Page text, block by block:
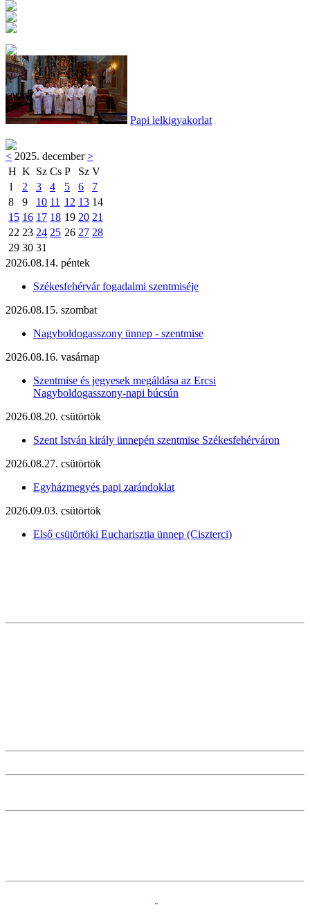
Papi lelkigyakorlat
< 2025. december>
H K Sz Cs P Sz V
1
2 3 4 5 6
7
8
9 10 11 12 13 14
15 16 17 18 19 20 21
22 23 24 25 26 27 28
29 30 31
2026.08.14. péntek
Székesfehérvár fogadalmi szentmiséje
2026.08.15. szombat
Nagyboldogasszony ünnep - szentmise
2026.08.16. vasárnap
Szentmise és jegyesek megáldása az Ercsi
Nagyboldogasszony-napi búcsún
2026.08.20. csütörtök
Szent István király ünnepén szentmise Székesfehérváron
2026.08.27. csütörtök
Egyházmegyés papi zarándoklat
2026.09.03. csütörtök
Első csütörtöki Eucharisztia ünnep (Ciszterci)